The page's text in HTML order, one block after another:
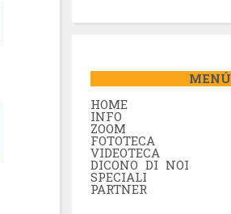
MENÚ
HOME
INFO
ZOOM
FOTOTECA
VIDEOTECA
DICONO DI NOI
SPECIALI
PARTNER